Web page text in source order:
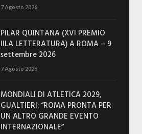
7 Agosto 2026
PILAR QUINTANA (XVI PREMIO
IILA LETTERATURA) A ROMA – 9
settembre 2026
7 Agosto 2026
MONDIALI DI ATLETICA 2029,
GUALTIERI: “ROMA PRONTA PER
UN ALTRO GRANDE EVENTO
INTERNAZIONALE”